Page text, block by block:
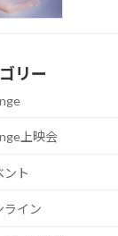
リー
上映会
ント
ライン